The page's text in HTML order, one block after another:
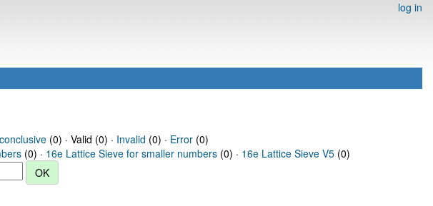
log in
(0) · Valid (0) · Invalid (0) · Error(0)
(0) · 16e Lattice Sieve for smaller numbers (0) · 16e Lattice Sieve V5 (0)